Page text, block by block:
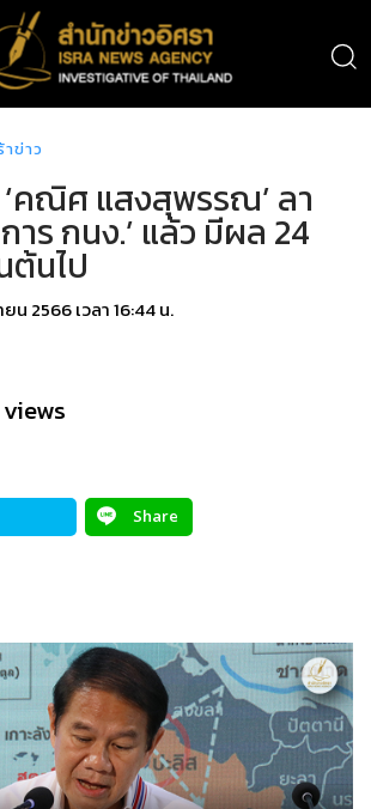
ข่าว
‘คณิศ แสงสุพรรณ’ ลา
าร กนง.’ แล้ว มีผล 24
ต้นไป
น 2566 เวลา 16:44 น.
Share